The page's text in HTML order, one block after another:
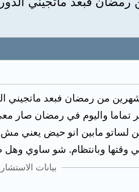
دم احمر وصرلو 5ايام لكن لساتو
وقتها وبانتظام. شو ساوي
بيانات